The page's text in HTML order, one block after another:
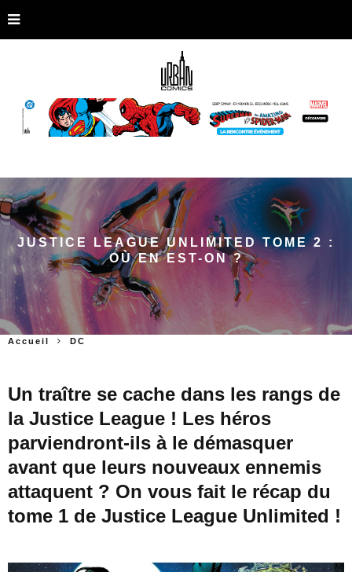
JUSTICE LEAGUE UNLIMITED TOME 2 :
OÙ EN EST-ON ?
Accueil DC
Un traître se cache dans les rangs de
la Justice League ! Les héros
parviendront-ils à le démasquer
avant que leurs nouveaux ennemis
attaquent ? On vous fait le récap du
tome 1 de Justice League Unlimited !